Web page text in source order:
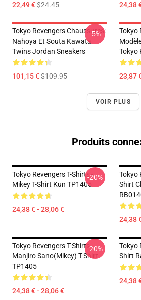
22,49 €$24.45 24,38
Tokyo Revengers Chaussures:
Nahoya Et Souta Kawata
Twins Jordan Sneakers
101,15 €$109.95
-5%
Tokyo
Tokyo
23,87
VOIR PLUS
Produits
Tokyo Revengers T-Shirts -
Mikey T-Shirt Kun TP1405
24,38 € - 28,06 €
-20%
Tokyo
Shirt
24,38
Tokyo Revengers T-Shirts -
Manjiro Sano(Mikey) T-Shirt
TP1405
24,38 € - 28,06 €
-20%
Tokyo
Shirt
24,38